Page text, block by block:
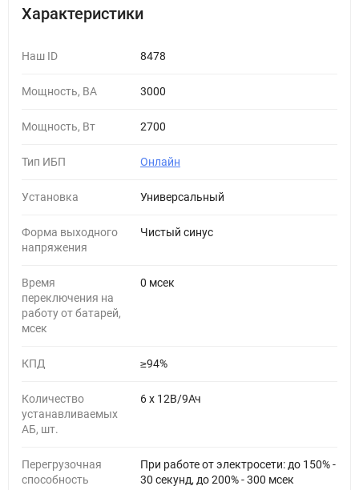
Характеристики
Наш ID 8478
Мощность, ВА 3000
Мощность, Вт 2700
Тип ИБП Онлайн
Установка Универсальный
Форма выходного
напряжения
Чистый синус
Время
переключения на
работу от батарей,
мсек
0 мсек
КПД ≥94%
Количество
устанавливаемых
АБ, шт.
6 х 12В/9Ач
Перегрузочная
способность
При работе от электросети: до 150% -
30 секунд, до 200% - 300 мсек